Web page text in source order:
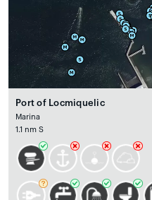
Port of Locmiquelic
Marina
1.1 nm S